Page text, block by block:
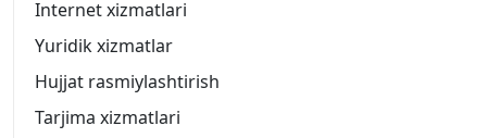
Internet xizmatlari
Yuridik xizmatlar
Hujjat rasmiylashtirish
Tarjima xizmatlari